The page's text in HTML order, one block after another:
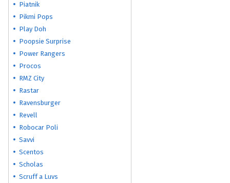
Piatnik
Pikmi Pops
Play Doh
Poopsie Surprise
Power Rangers
Procos
RMZ City
Rastar
Ravensburger
Revell
Robocar Poli
Savvi
Scentos
Scholas
Scruff a Luvs